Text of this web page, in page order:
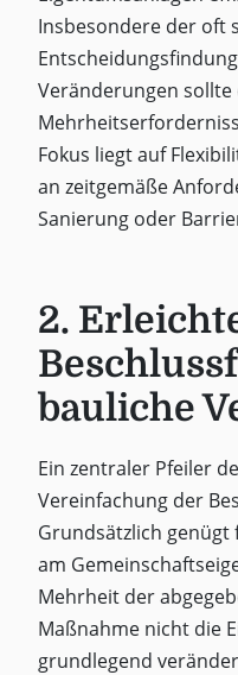
Insbesondere der oft
Veränderungen
Fokus liegt auf
an zeitgemäße
Sanierung oder
2.
bauliche
Ein zentraler Pfeiler
Vereinfachung der
Grundsätzlich
am
Mehrheit der
Maßnahme nicht die
grundlegend